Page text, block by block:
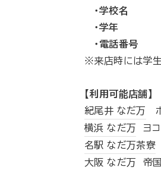
・学校名
・学年
・電話番号
※来店時には学生
【利用可能店舗】
紀尾井 なだ万
横浜 なだ万
ヨ
名駅 なだ万茶寮
大阪 なだ万
帝